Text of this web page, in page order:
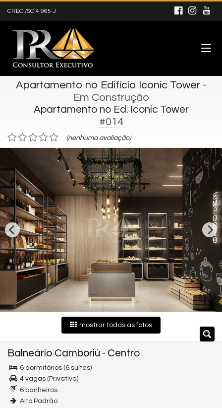
CRECI/SC 4.965-J
Apartamento no Edifício Iconic Tower-
Em Construção
Apartamento no Ed. Iconic Tower
#014
(nenhuma avaliação)
mostrar todas as fotos
Balneário Camboriú - Centro
6 dormitórios (6 suítes)
4 vagas (Privativa)
6 banheiros
Alto Padrão